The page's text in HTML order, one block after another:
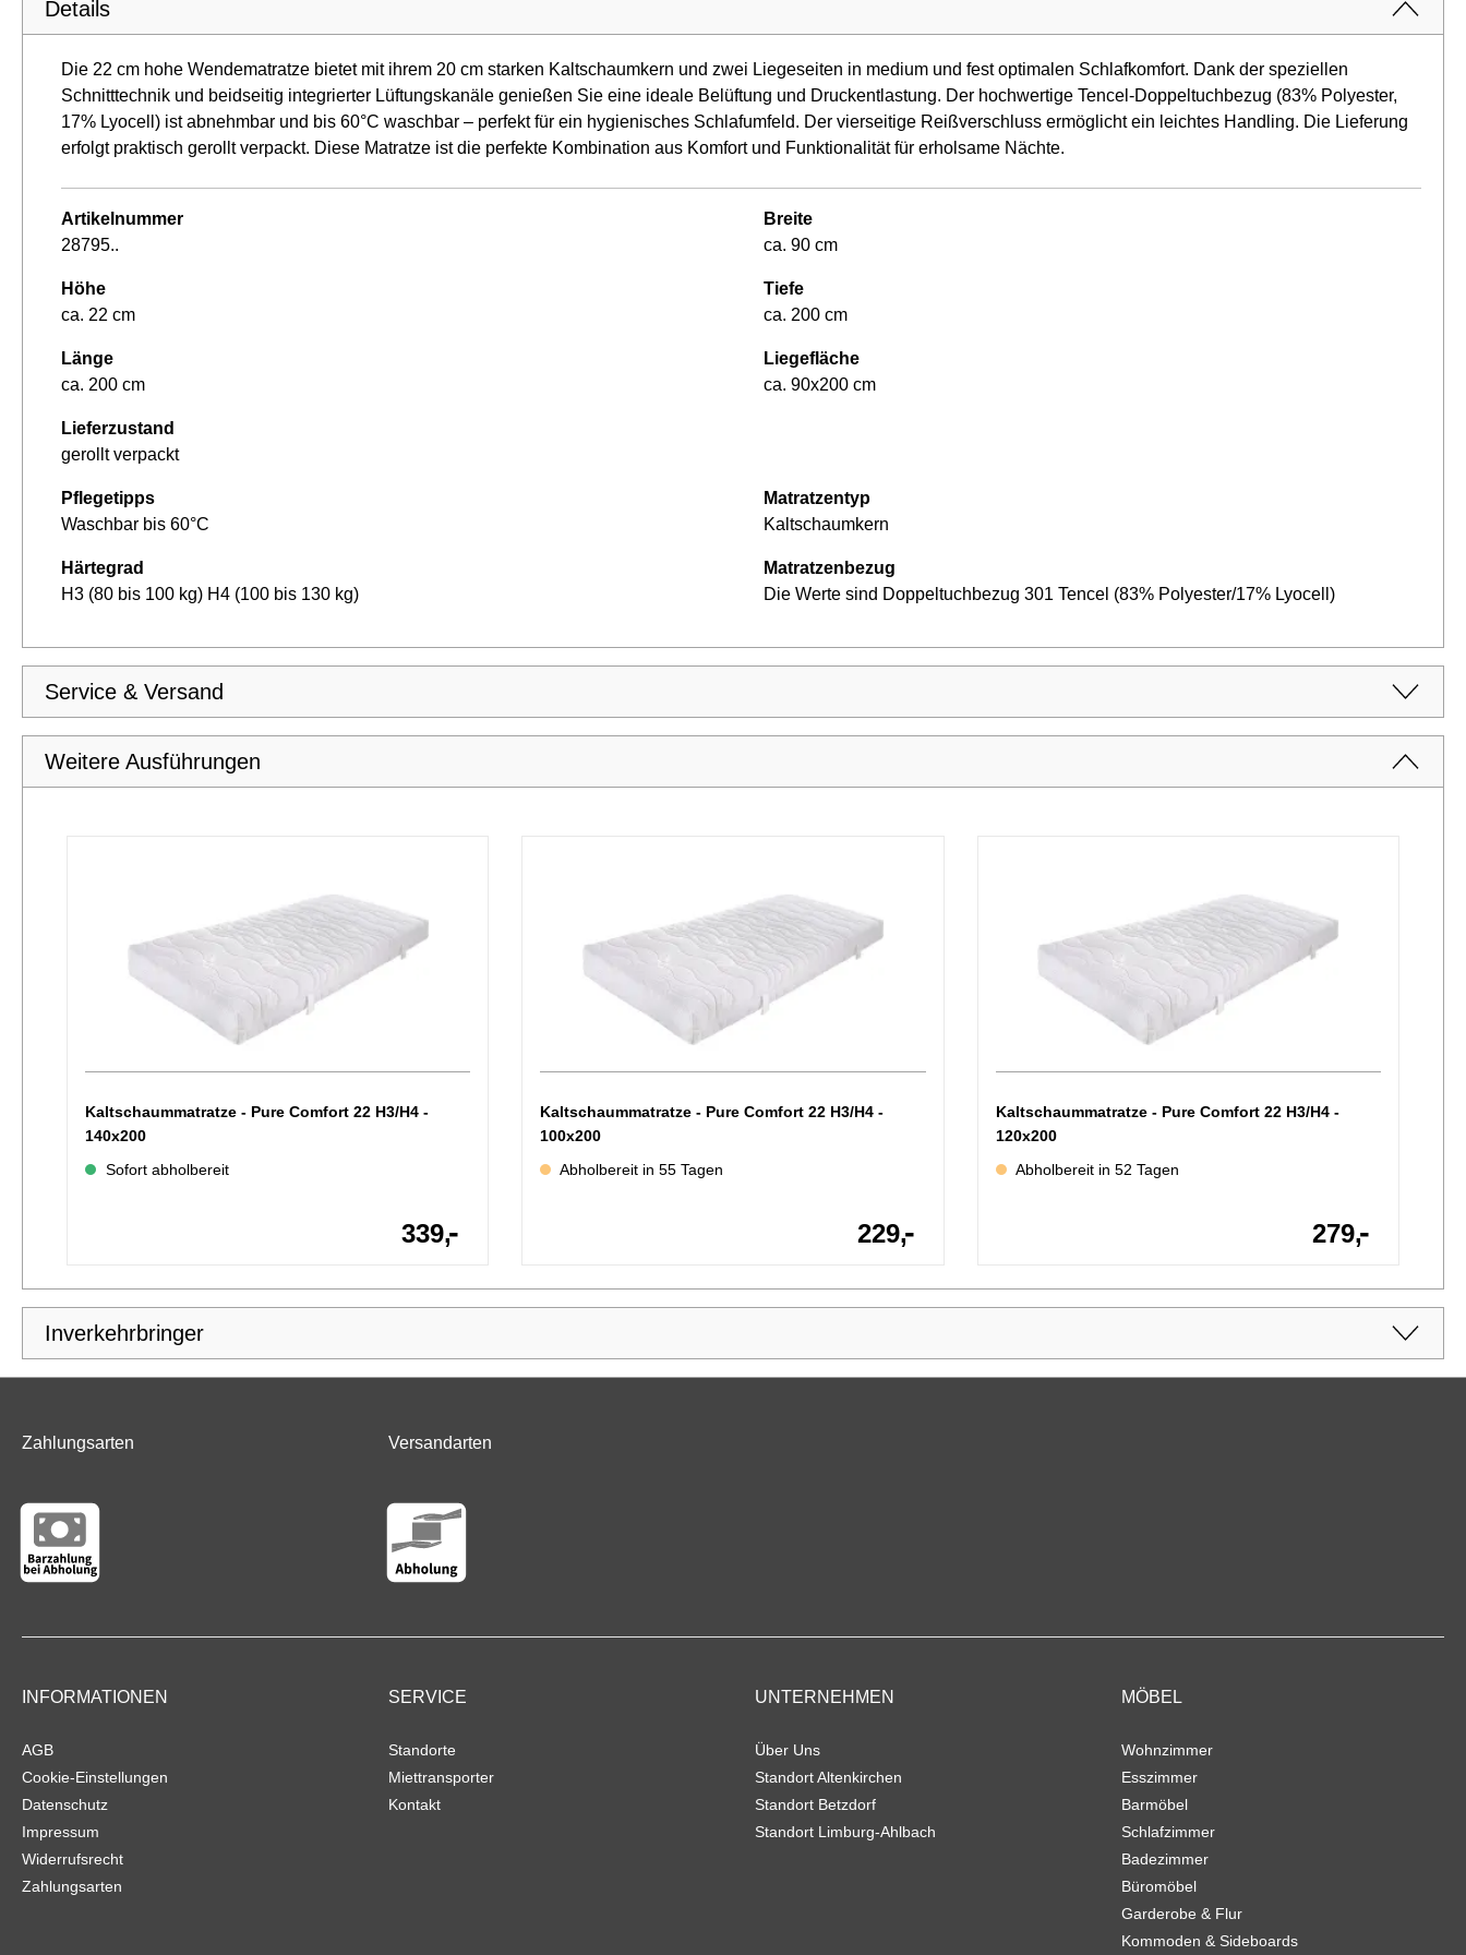
Details
Die 22 cm hohe Wendematratze bietet mit ihrem 20 cm starken Kaltschaumkern und zwei Liegeseiten in medium und fest optimalen Schlafkomfort. Dank der speziellen
Schnitttechnik und beidseitig integrierter Lüftungskanäle genießen Sie eine ideale Belüftung und Druckentlastung. Der hochwertige Tencel-Doppeltuchbezug (83% Polyester,
17% Lyocell) ist abnehmbar und bis 60°C waschbar – perfekt für ein hygienisches Schlafumfeld. Der vierseitige Reißverschluss ermöglicht ein leichtes Handling. Die Lieferung
erfolgt praktisch gerollt verpackt. Diese Matratze ist die perfekte Kombination aus Komfort und Funktionalität für erholsame Nächte.
Artikelnummer
28795..
Breite
ca. 90 cm
Höhe
ca. 22 cm
Tiefe
ca. 200 cm
Länge
ca. 200 cm
Liegefläche
ca. 90x200 cm
Lieferzustand
gerollt verpackt
Pflegetipps
Waschbar bis 60°C
Matratzentyp
Kaltschaumkern
Härtegrad
H3 (80 bis 100 kg) H4 (100 bis 130 kg)
Matratzenbezug
Die Werte sind Doppeltuchbezug 301 Tencel (83% Polyester/17% Lyocell)
Service & Versand
Weitere Ausführungen
Kaltschaummatratze - Pure Comfort 22 H3/H4 -
140x200
Sofort abholbereit
339,
-
Kaltschaummatratze - Pure Comfort 22 H3/H4 -
100x200
Abholbereit in 55 Tagen
229,
-
Kaltschaummatratze - Pure Comfort 22 H3/H4 -
120x200
Abholbereit in 52 Tagen
279,
-
Inverkehrbringer
Zahlungsarten Versandarten
INFORMATIONEN
AGB
Cookie-Einstellungen
Datenschutz
Impressum
Widerrufsrecht
Zahlungsarten
SERVICE
Standorte
Miettransporter
Kontakt
UNTERNEHMEN
Über Uns
Standort Altenkirchen
Standort Betzdorf
Standort Limburg-Ahlbach
MÖBEL
Wohnzimmer
Esszimmer
Barmöbel
Schlafzimmer
Badezimmer
Büromöbel
Garderobe & Flur
Kommoden & Sideboards